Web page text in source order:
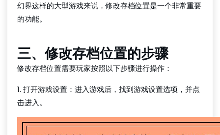
幻界这样的大型游戏来说，修改存档位置是一个非常重要
的功能。
三、修改存档位置的步骤
修改存档位置需要玩家按照以下步骤进行操作：
1. 打开游戏设置：进入游戏后，找到游戏设置选项，并点
击进入。